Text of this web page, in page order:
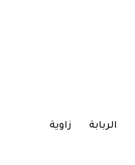
الربابة زاوية